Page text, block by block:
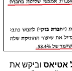
אטיאס וביקש את